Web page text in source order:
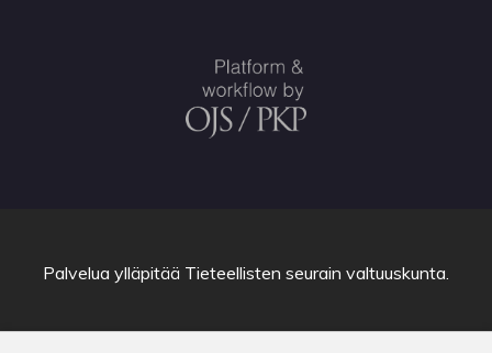
Palvelua ylläpitää Tieteellisten seurain valtuuskunta